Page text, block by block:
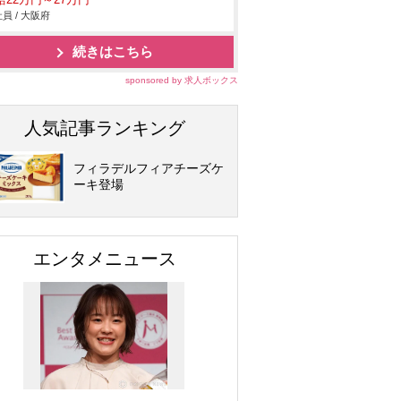
員 / 大阪府
続きはこちら
sponsored by 求人ボックス
人気記事ランキング
フィラデルフィアチーズケ
ーキ登場
エンタメニュース